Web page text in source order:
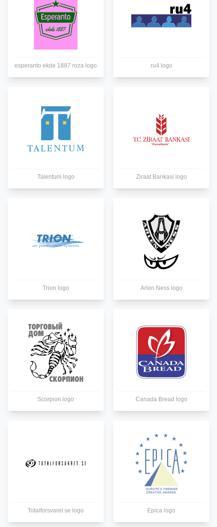
esperanto ekde 1887 roza logo ru4 logo
Talentum logo Ziraat Bankasi logo
Trion logo Arlen Ness logo
Scorpion logo Canada Bread logo
Totalforsvaret se logo Epica logo